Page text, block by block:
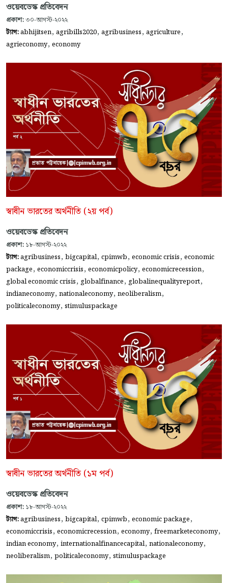
ওয়েবডেস্ক প্রতিবেদন
প্রকাশ:৩০-আগস্ট-২০২২
ট্যাগ:abhijitsen, agribills2020, agribusiness, agriculture,
agrieconomy, economy
স্বাধীন ভারতের অর্থনীতি (২য় পর্ব)
ওয়েবডেস্ক প্রতিবেদন
প্রকাশ: ১৮-আগস্ট-২০২২
ট্যাগ:agribusiness, bigcapital, cpimwb, economic crisis, economic
package, economiccrisis, economicpolicy, economicrecession,
global economic crisis, globalfinance, globalinequalityreport,
indianeconomy, nationaleconomy, neoliberalism,
politicaleconomy, stimuluspackage
স্বাধীন ভারতের অর্থনীতি (১ম পর্ব)
ওয়েবডেস্ক প্রতিবেদন
প্রকাশ: ১৮-আগস্ট-২০২২
ট্যাগ:agribusiness, bigcapital, cpimwb, economic package,
economiccrisis, economicrecession, economy, freemarketeconomy,
indian economy, internationalfinancecapital, nationaleconomy,
neoliberalism, politicaleconomy, stimuluspackage